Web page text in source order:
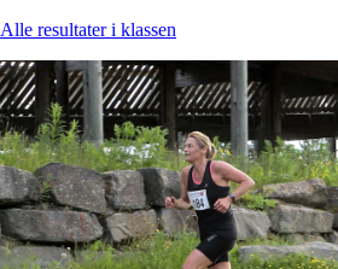
Alle resultater i klassen